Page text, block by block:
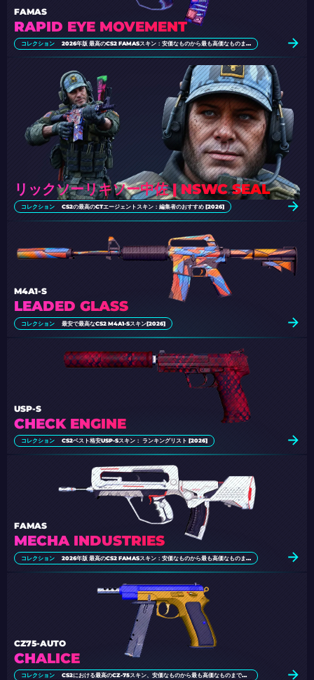
RAPID EYE MOVEMENT
FAMAS
コレクション 2026年版 最高のCS2 FAMASスキン：安価なものから最も高価なものまで
リックソーリキソー中佐 | NSWC SEAL
コレクション CS2の最高のCTエージェントスキン：編集者のおすすめ [2026]
LEADED GLASS
M4A1-S
コレクション 最安で最高なCS2 M4A1-Sスキン[2026]
CHECK ENGINE
USP-S
コレクション CS2ベスト格安USP-Sスキン： ランキングリスト [2026]
MECHA INDUSTRIES
FAMAS
コレクション 2026年版 最高のCS2 FAMASスキン：安価なものから最も高価なものまで
CHALICE
CZ75-AUTO
コレクション CS2における最高のCZ-75スキン、安価なものから最も高価なものまでの選択肢